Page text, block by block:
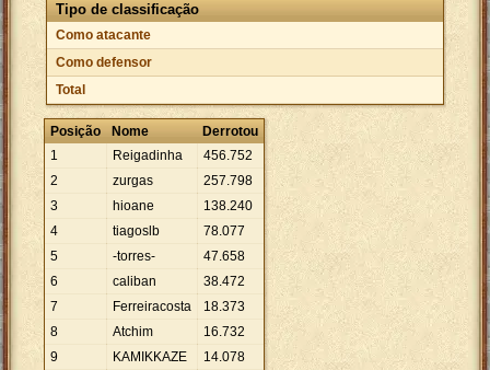
Tipo de classificação
Como atacante
Como defensor
Total
Posição Nome
Derrotou
1
Reigadinha 456.752
2
zurgas 257.798
3
hioane 138.240
4
tiagoslb 78.077
5
-torres- 47.658
6
caliban 38.472
7
Ferreiracosta 18.373
8
Atchim 16.732
9
KAMIKKAZE 14.078